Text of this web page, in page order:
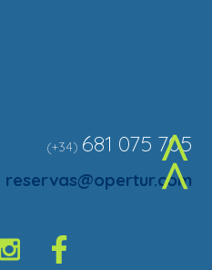
^
(+34) 681 075 705
reservas@opertur.com